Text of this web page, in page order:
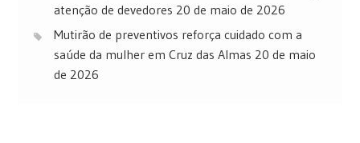
atenção de devedores 20 de maio de 2026
Mutirão de preventivos reforça cuidado com a
saúde da mulher em Cruz das Almas 20 de maio
de 2026